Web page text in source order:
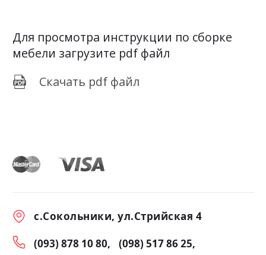
Для просмотра инструкции по сборке
мебели загрузите pdf файл
Скачать pdf файл
с.Сокольники, ул.Стрийская 4
(093) 878 10 80
(098) 517 86 25